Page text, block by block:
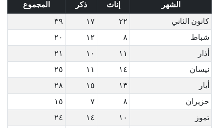
الشهر
إناث ذكر
المجموع
كانون الثاني
٢٢ ١٧
٣٩
شباط
٨ ١٢
٢٠
أذار
١١ ١٠
٢١
نيسان
١٤ ١١
٢٥
أيار
١٣ ١٥
٢٨
حزيران
٨ ٧
١٥
تموز
١٠ ١٤
٢٤